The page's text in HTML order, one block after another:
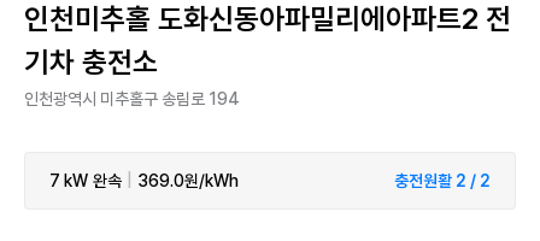
인천미추홀 도화신동아파밀리에아파트2 전
기차 충전소
인천광역시 미추홀구 송림로 194
7 kW 완속 369.0원/kWh 충전원활 2 / 2